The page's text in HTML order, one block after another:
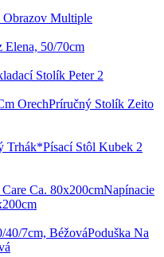
Obrazov Multiple
Elena, 50/70cm
Stolík Peter 2
Príručný Stolík Zeito
Písací Stôl Kubek 2
Napínacie
Poduška Na